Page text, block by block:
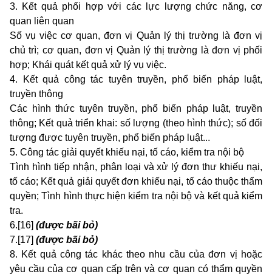
3. Kết quả phối hợp với các lực lượng chức năng, cơ
quan liên quan
Số vụ việc cơ quan, đơn vị Quản lý thị trường là đơn vị
chủ trì; cơ quan, đơn vị Quản lý thị trường là đơn vị phối
hợp; Khái quát kết quả xử lý vụ việc.
4. Kết quả công tác tuyên truyền, phổ biến pháp luật,
truyền thông
Các hình thức tuyên truyền, phổ biến pháp luật, truyền
thông; Kết quả triển khai: số lượng (theo hình thức); số đối
tượng được tuyên truyền, phổ biến pháp luật...
5. Công tác giải quyết khiếu nại, tố cáo, kiểm tra nội bộ
Tình hình tiếp nhận, phân loại và xử lý đơn thư khiếu nại,
tố cáo; Kết quả giải quyết đơn khiếu nại, tố cáo thuộc thẩm
quyền; Tình hình thực hiện kiểm tra nội bộ và kết quả kiểm
tra.
6.[16] (được bãi bỏ)
7.[17] (được bãi bỏ)
8. Kết quả công tác khác theo nhu cầu của đơn vị hoặc
yêu cầu của cơ quan cấp trên và cơ quan có thẩm quyền